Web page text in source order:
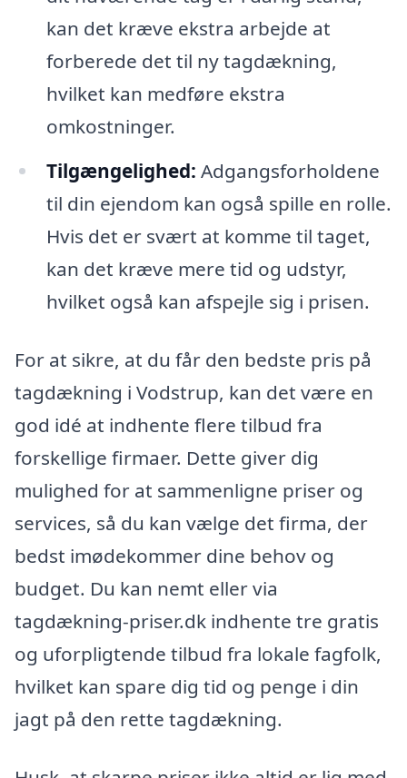
kan det kræve ekstra arbejde at
forberede det til ny tagdækning,
hvilket kan medføre ekstra
omkostninger.
Tilgængelighed: Adgangsforholdene
til din ejendom kan også spille en rolle.
Hvis det er svært at komme til taget,
kan det kræve mere tid og udstyr,
hvilket også kan afspejle sig i prisen.
For at sikre, at du får den bedste pris på
tagdækning i Vodstrup, kan det være en
god idé at indhente flere tilbud fra
forskellige firmaer. Dette giver dig
mulighed for at sammenligne priser og
services, så du kan vælge det firma, der
bedst imødekommer dine behov og
budget. Du kan nemt eller via
tagdækning-priser.dk indhente tre gratis
og uforpligtende tilbud fra lokale fagfolk,
hvilket kan spare dig tid og penge i din
jagt på den rette tagdækning.